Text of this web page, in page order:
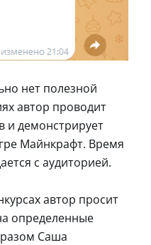
нет полезной
автор проводит
и демонстрирует
Майнкрафт. Время
с аудиторией.
автор просит
определенные
Саша